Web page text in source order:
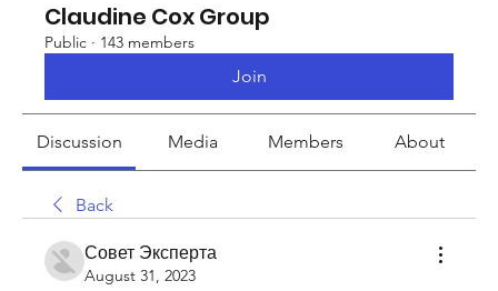
Claudine Cox Group
Public · 143 members
Join
Discussion Media Members About
Back
Совет Эксперта
August 31, 2023